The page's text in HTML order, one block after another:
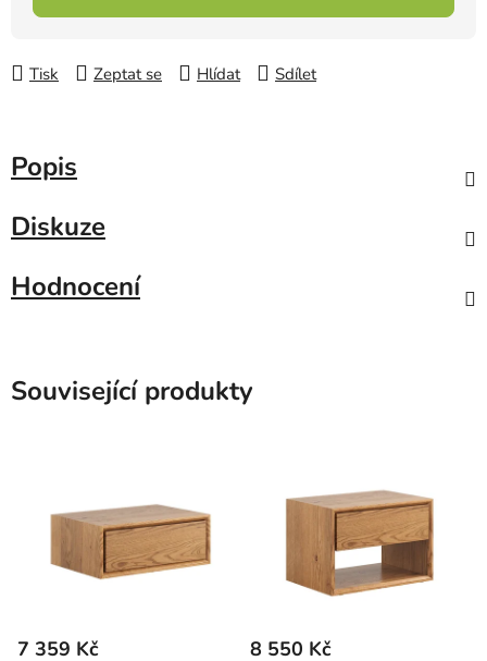
Tisk Zeptat se Hlídat Sdílet
Popis
Diskuze
Hodnocení
Související produkty
7 359 Kč 8 550 Kč